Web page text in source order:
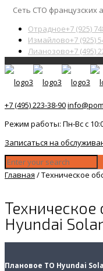
Сеть СТО французских
Отрадное+7 (925)
Измайлово+7 (925)
Лианозово+7 (495)
+7 (495) 223-38-90
Режим работы: Пн-Вс с
Записаться на
Главная /Техническое
Hyundai
Плановое ТО Hyundai